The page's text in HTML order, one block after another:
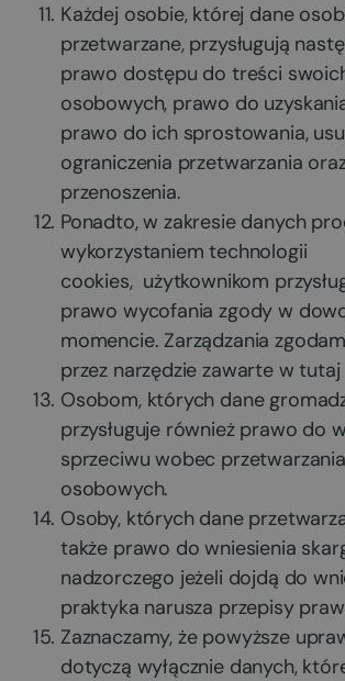
Każdej osobie, której dane
przetwarzane, przysługują
prawo dostępu do treści
osobowych, prawo do
prawo do ich sprostowania,
ograniczenia przetwarzania
przenoszenia.
Ponadto, w zakresie danych
wykorzystaniem technologii
cookies, użytkownikom
prawo wycofania zgody w
momencie. Zarządzania
przez narzędzie zawarte wtutaj
Osobom, których dane
przysługuje również prawo do
sprzeciwu wobec
osobowych.
Osoby, których dane
także prawo do wniesienia
nadzorczego jeżeli dojdą do
praktyka narusza przepisy
Zaznaczamy, że powyższe
dotyczą wyłącznie danych,